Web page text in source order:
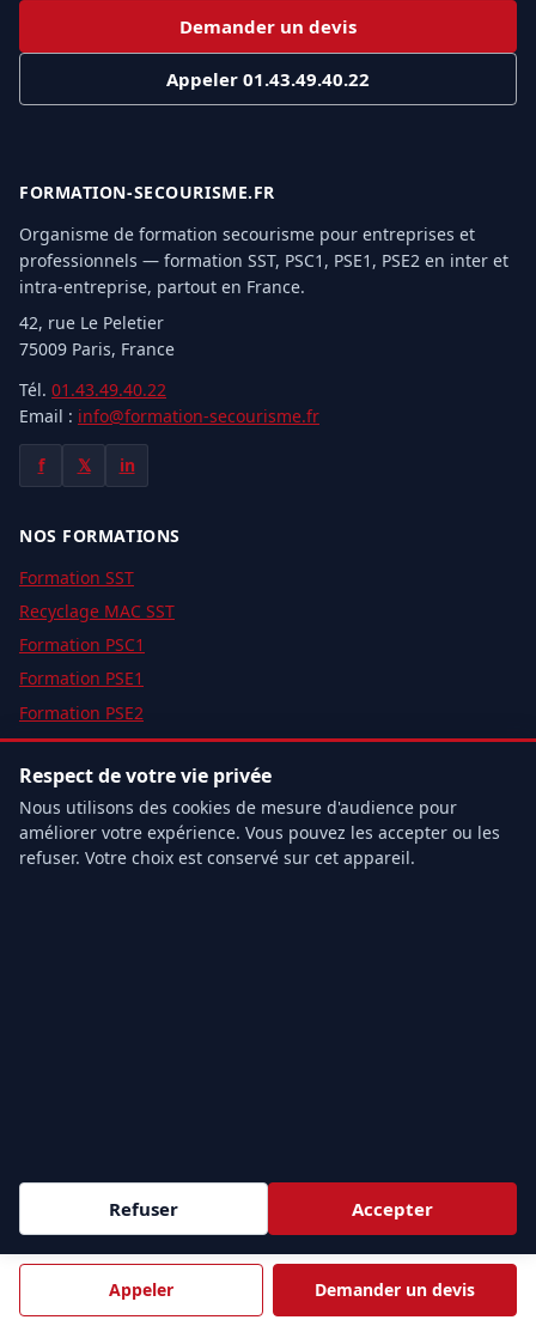
Appeler Demander un devis
Demander un devis
Appeler 01.43.49.40.22
FORMATION-SECOURISME.FR
Organisme de formation secourisme pour entreprises et
professionnels — formation SST, PSC1, PSE1, PSE2 en inter et
intra-entreprise, partout en France.
42, rue Le Peletier
75009 Paris, France
Tél. 01.43.49.40.22
Email : info@formation-secourisme.fr
f 𝕏 in
NOS FORMATIONS
Formation SST
Recyclage MAC SST
Formation PSC1
Formation PSE1
Formation PSE2
Devis gratuit
TARIFS & CONTACT
Prix Formation SST
à Paris (9
). Nous formons vos équipes au plus
près de vos sites.
Demander un devis →
Respect de votre vie privée
Nous utilisons des cookies de mesure d'audience pour
améliorer votre expérience. Vous pouvez les accepter ou les
refuser. Votre choix est conservé sur cet appareil.
Refuser Accepter